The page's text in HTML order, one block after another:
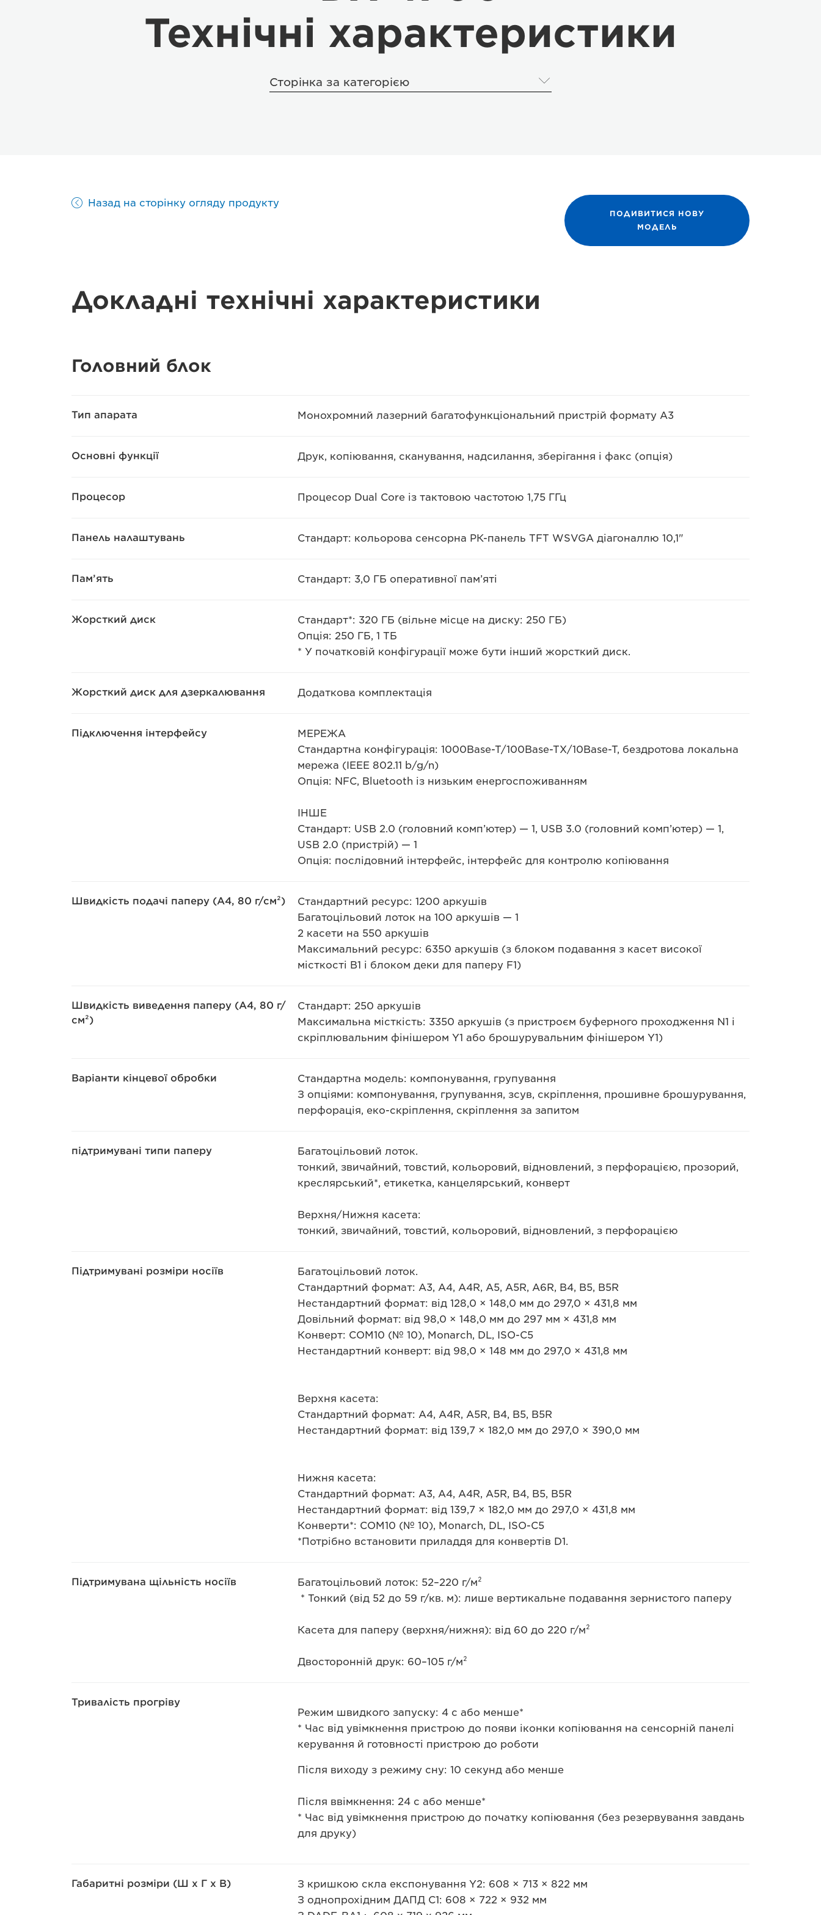
Технічні характеристики
Сторінка за категорією
Назад на сторінку огляду продукту
ПОДИВИТИСЯ НОВУ
МОДЕЛЬ
Докладні технічні характеристики
Головний блок
Тип апарата Монохромний лазерний багатофункціональний пристрій формату A3
Основні функції Друк, копіювання, сканування, надсилання, зберігання і факс (опція)
Процесор Процесор Dual Core із тактовою частотою 1,75 ГГц
Панель налаштувань Стандарт: кольорова сенсорна РК-панель TFT WSVGA діагоналлю 10,1"
Пам’ять Стандарт: 3,0 ГБ оперативної пам’яті
Жорсткий диск
Стандарт*: 320 ГБ (вільне місце на диску: 250 ГБ)
Опція: 250 ГБ, 1 ТБ
* У початковій конфігурації може бути інший жорсткий диск.
Жорсткий диск для дзеркалювання Додаткова комплектація
Підключення інтерфейсу
МЕРЕЖА
Стандартна конфігурація: 1000Base-T/100Base-TX/10Base-T, бездротова локальна
мережа (IEEE 802.11 b/g/n)
Опція: NFC, Bluetooth із низьким енергоспоживанням
ІНШЕ
Стандарт: USB 2.0 (головний комп’ютер) — 1, USB 3.0 (головний комп’ютер) — 1,
USB 2.0 (пристрій) — 1
Опція: послідовний інтерфейс, інтерфейс для контролю копіювання
Швидкість подачі паперу (A4, 80 г/см²)
Стандартний ресурс: 1200 аркушів
Багатоцільовий лоток на 100 аркушів — 1
2 касети на 550 аркушів
Максимальний ресурс: 6350 аркушів (з блоком подавання з касет високої
місткості В1 і блоком деки для паперу F1)
Швидкість виведення паперу (A4, 80 г/
см²)
Стандарт: 250 аркушів
Максимальна місткість: 3350 аркушів (з пристроєм буферного проходження N1 і
скріплювальним фінішером Y1 або брошурувальним фінішером Y1)
Варіанти кінцевої обробки
Стандартна модель: компонування, групування
З опціями: компонування, групування, зсув, скріплення, прошивне брошурування,
перфорація, еко-скріплення, скріплення за запитом
підтримувані типи паперу
Багатоцільовий лоток.
тонкий, звичайний, товстий, кольоровий, відновлений, з перфорацією, прозорий,
креслярський*, етикетка, канцелярський, конверт
Верхня/Нижня касета:
тонкий, звичайний, товстий, кольоровий, відновлений, з перфорацією
Підтримувані розміри носіїв
Багатоцільовий лоток.
Стандартний формат: A3, A4, A4R, A5, A5R, A6R, B4, B5, B5R
Нестандартний формат: від 128,0 × 148,0 мм до 297,0 × 431,8 мм
Довільний формат: від 98,0 × 148,0 мм до 297 мм × 431,8 мм
Конверт: COM10 (№ 10), Monarch, DL, ISO-C5
Нестандартний конверт: від 98,0 × 148 мм до 297,0 × 431,8 мм
Верхня касета:
Стандартний формат: A4, A4R, A5R, B4, B5, B5R
Нестандартний формат: від 139,7 × 182,0 мм до 297,0 × 390,0 мм
Нижня касета:
Стандартний формат: A3, A4, A4R, A5R, B4, B5, B5R
Нестандартний формат: від 139,7 × 182,0 мм до 297,0 × 431,8 мм
Конверти*: COM10 (№ 10), Monarch, DL, ISO-C5
*Потрібно встановити приладдя для конвертів D1.
Підтримувана щільність носіїв
Багатоцільовий лоток: 52–220 г/м²
* Тонкий (від 52 до 59 г/кв. м): лише вертикальне подавання зернистого паперу
Касета для паперу (верхня/нижня): від 60 до 220 г/м²
Двосторонній друк: 60–105 г/м²
Тривалість прогріву
Режим швидкого запуску: 4 с або менше*
* Час від увімкнення пристрою до появи іконки копіювання на сенсорній панелі
керування й готовності пристрою до роботи
Після виходу з режиму сну: 10 секунд або менше
Після ввімкнення: 24 с або менше*
* Час від увімкнення пристрою до початку копіювання (без резервування завдань
для друку)
Габаритні розміри (Ш x Г x В)
З кришкою скла експонування Y2: 608 × 713 × 822 мм
З однопрохідним ДАПД C1: 608 × 722 × 932 мм